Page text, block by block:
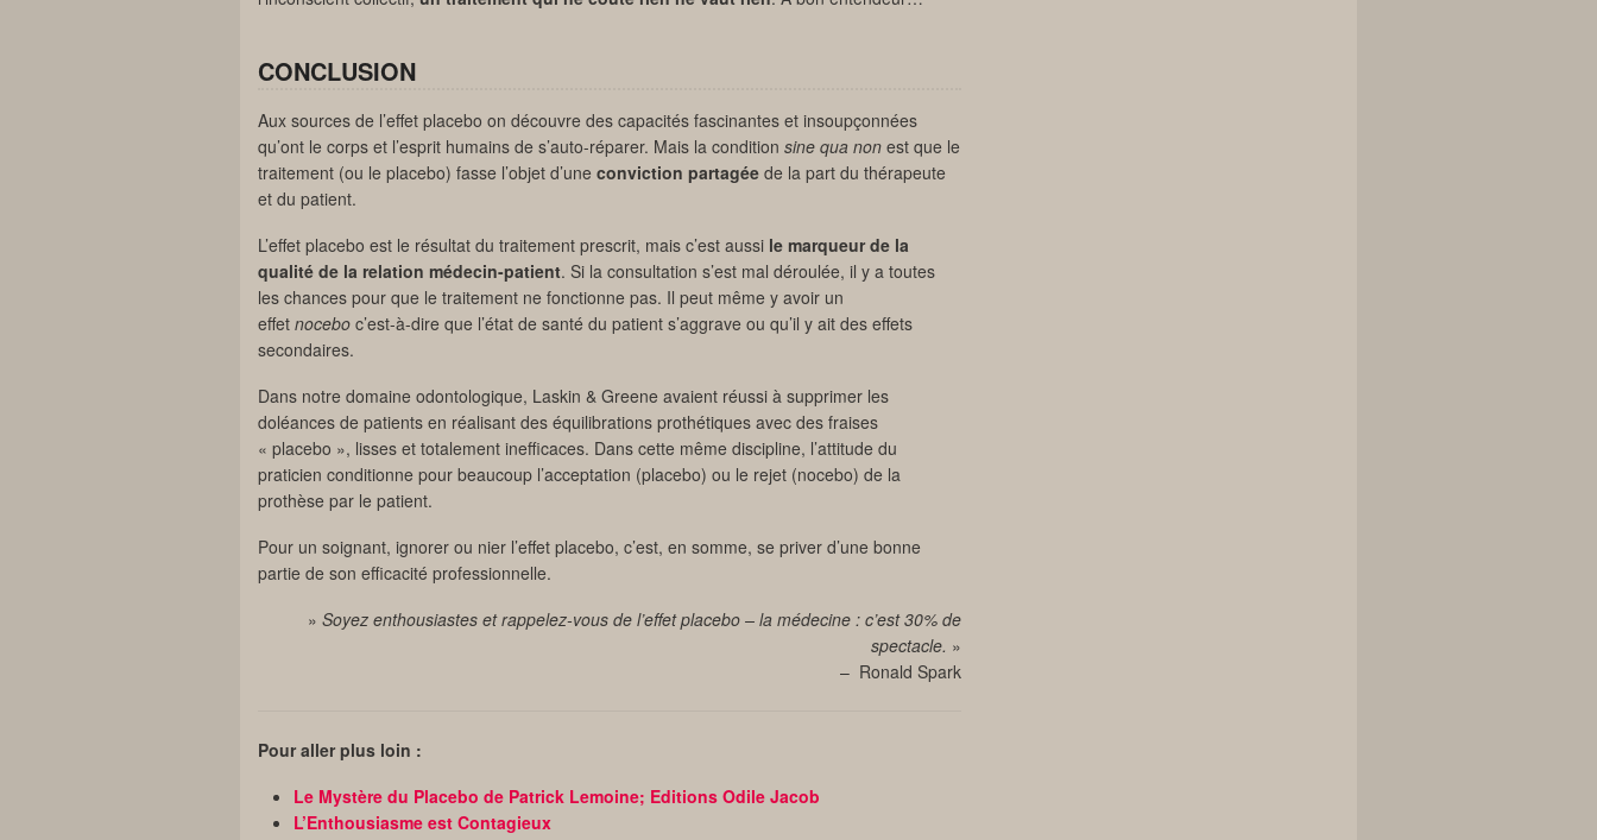
CONCLUSION
Aux sources de l’effet placebo on découvre des capacités fascinantes et insoupçonnées
qu’ont le corps et l’esprit humains de s’auto-réparer. Mais la condition sine qua non est que le
traitement (ou le placebo) fasse l’objet d’une conviction partagée de la part du thérapeute
et du patient.
L’effet placebo est le résultat du traitement prescrit, mais c’est aussi le marqueur de la
qualité de la relation médecin-patient. Si la consultation s’est mal déroulée, il y a toutes
les chances pour que le traitement ne fonctionne pas. Il peut même y avoir un
effet nocebo c’est-à-dire que l’état de santé du patient s’aggrave ou qu’il y ait des effets
secondaires.
Dans notre domaine odontologique, Laskin & Greene avaient réussi à supprimer les
doléances de patients en réalisant des équilibrations prothétiques avec des fraises
« placebo », lisses et totalement inefficaces. Dans cette même discipline, l’attitude du
praticien conditionne pour beaucoup l’acceptation (placebo) ou le rejet (nocebo) de la
prothèse par le patient.
Pour un soignant, ignorer ou nier l’effet placebo, c’est, en somme, se priver d’une bonne
partie de son efficacité professionnelle.
» Soyez enthousiastes et rappelez-vous de l’effet placebo – la médecine : c’est 30% de
spectacle. »
– Ronald Spark
Pour aller plus loin :
Le Mystère du Placebo de Patrick Lemoine; Editions Odile Jacob
L’Enthousiasme est Contagieux